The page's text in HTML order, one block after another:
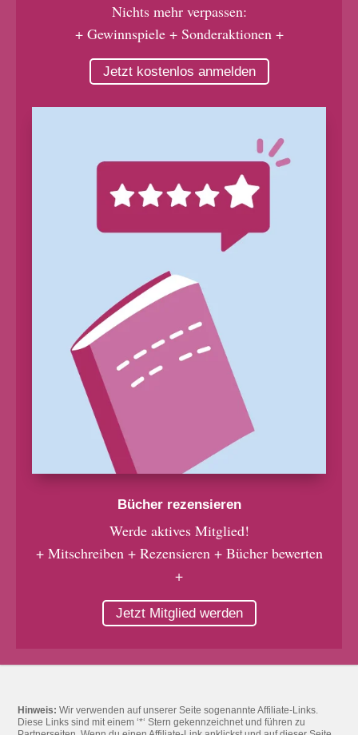
Nichts mehr verpassen:
+ Gewinnspiele + Sonderaktionen +
Jetzt kostenlos anmelden
Bücher rezensieren
Werde aktives Mitglied!
+ Mitschreiben + Rezensieren + Bücher bewerten
+
Jetzt Mitglied werden
Hinweis: Wir verwenden auf unserer Seite sogenannte Affiliate-Links.
Diese Links sind mit einem ‘*‘ Stern gekennzeichnet und führen zu